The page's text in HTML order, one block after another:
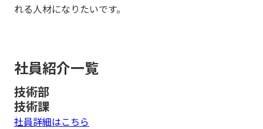
れる人材になりたいです。
社員紹介一覧
技術部
技術課
社員詳細はこちら